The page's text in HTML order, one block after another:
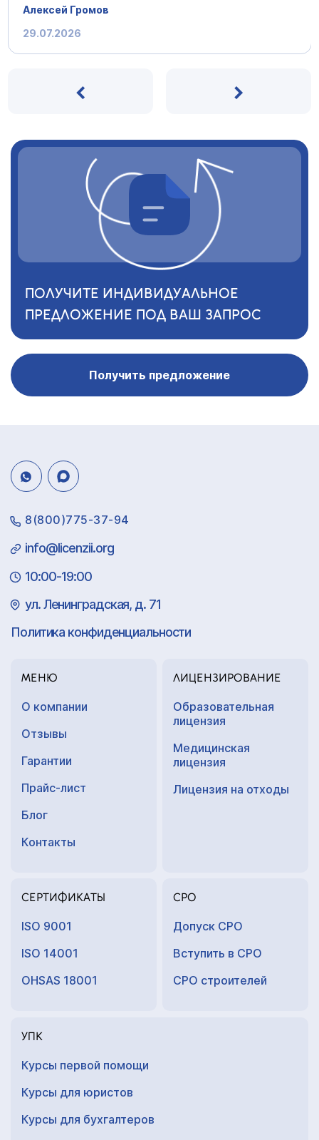
Алексей Громов
29.07.2026
‹ ›
ПОЛУЧИТЕ ИНДИВИДУАЛЬНОЕ
ПРЕДЛОЖЕНИЕ ПОД ВАШ ЗАПРОС
Получить предложение
8(800)775-37-94
info@licenzii.org
10:00-19:00
ул. Ленинградская, д. 71
Политика конфиденциальности
МЕНЮ
О компании
Отзывы
Гарантии
Прайс-лист
Блог
Контакты
ЛИЦЕНЗИРОВАНИЕ
Образовательная
лицензия
Медицинская
лицензия
Лицензия на отходы
СЕРТИФИКАТЫ
ISO 9001
ISO 14001
OHSAS 18001
СРО
Допуск СРО
Вступить в СРО
СРО строителей
УПК
Курсы первой помощи
Курсы для юристов
Курсы для бухгалтеров